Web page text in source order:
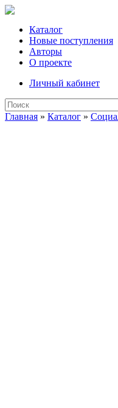
Каталог
Новые поступления
Авторы
О проекте
Личный кабинет
Главная » Каталог »